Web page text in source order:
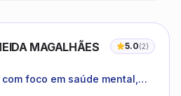
MAGALHÃES 5.0(2)
foco em saúde mental,